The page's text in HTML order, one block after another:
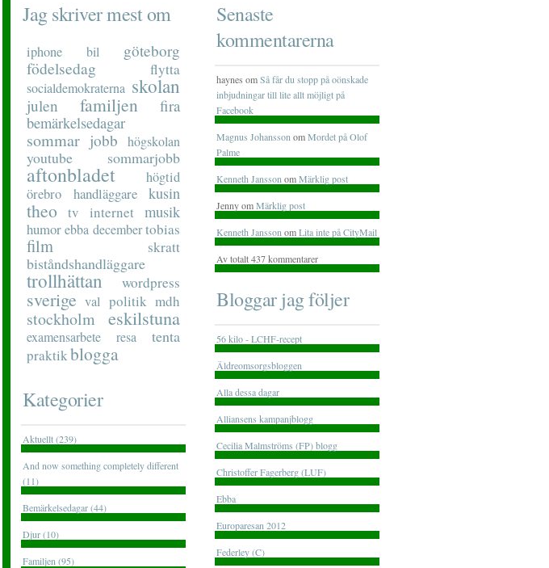
Jag skriver mest om
iphone bil göteborg
födelsedag flytta
socialdemokraterna skolan
julen familjen fira
bemärkelsedagar
sommar jobb högskolan
youtube sommarjobb
aftonbladet
högtid
örebro
handläggare kusin
theo tv internet musik
humor ebba december tobias
film skratt
biståndshandläggare
trollhättan wordpress
sverige val politik mdh
stockholm eskilstuna
examensarbete resa tenta
praktikblogga
Kategorier
Aktuellt (239)
And now something completely different
(11)
Bemärkelsedagar (44)
Djur (10)
Familjen (95)
Senaste
kommentarerna
haynes omSå får du stopp på oönskade
inbjudningar till lite allt möjligt på
Facebook
Magnus Johansson omMordet på Olof
Palme
Kenneth Jansson omMärklig post
Jenny omMärklig post
Kenneth Jansson omLita inte på CityMail
Av totalt 437 kommentarer
Bloggar jag följer
56 kilo - LCHF-recept
Äldreomsorgsbloggen
Alla dessa dagar
Alliansens kampanjblogg
Cecilia Malmströms (FP) blogg
Christoffer Fagerberg (LUF)
Ebba
Europaresan 2012
Federley (C)